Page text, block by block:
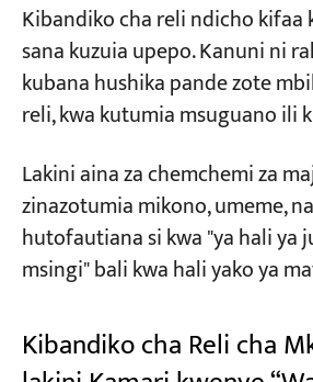
Kibandiko cha reli ndicho
sana kuzuia upepo. Kanuni ni
kubana hushika pande zote
reli, kwa kutumia msuguano ili
Lakini aina za chemchemi za
zinazotumia mikono, umeme,
hutofautiana si kwa "ya hali ya
msingi" bali kwa hali yako ya
Kibandiko cha Reli cha